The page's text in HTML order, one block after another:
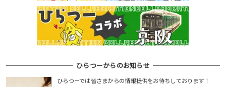
ひらつーからのお知らせ
ひらつーでは皆さまからの情報提供をお待ちしております！